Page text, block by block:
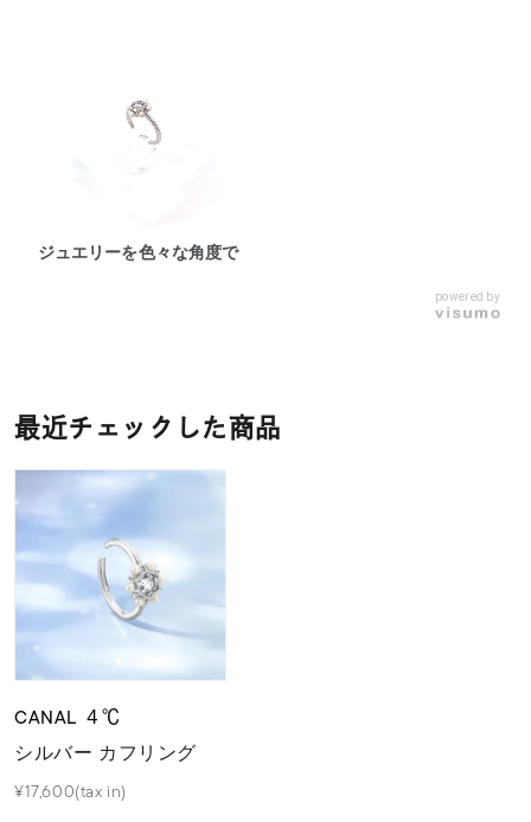
ジュエリーを色々な角度で
powered by
最近チェックした商品
CANAL ４℃
シルバー カフリング
¥17,600(tax in)